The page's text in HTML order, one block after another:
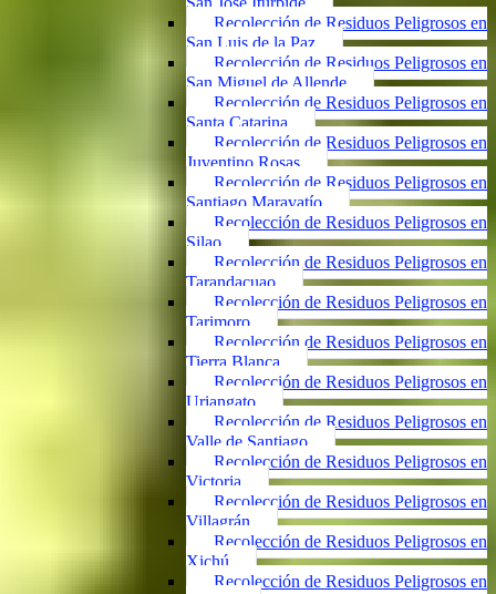
Recolección de Residuos Peligrosos en
San Luis de la Paz
Recolección de Residuos Peligrosos en
San Miguel de Allende
Recolección de Residuos Peligrosos en
Santa Catarina
Recolección de Residuos Peligrosos en
Juventino Rosas
Recolección de Residuos Peligrosos en
Santiago Maravatío
Recolección de Residuos Peligrosos en
Silao
Recolección de Residuos Peligrosos en
Tarandacuao
Recolección de Residuos Peligrosos en
Tarimoro
Recolección de Residuos Peligrosos en
Tierra Blanca
Recolección de Residuos Peligrosos en
Uriangato
Recolección de Residuos Peligrosos en
Valle de Santiago
Recolección de Residuos Peligrosos en
Victoria
Recolección de Residuos Peligrosos en
Villagrán
Recolección de Residuos Peligrosos en
Xichú
Recolección de Residuos Peligrosos en